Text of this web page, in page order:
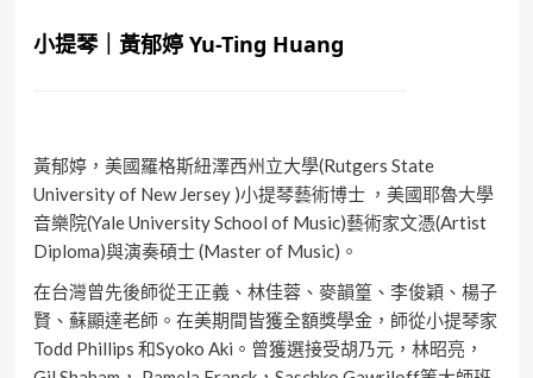
小提琴｜黃郁婷 Yu-Ting Huang
黃郁婷，美國羅格斯紐澤西州立大學(Rutgers State
University of New Jersey )小提琴藝術博士 ，美國耶魯大學
音樂院(Yale University School of Music)藝術家文憑(Artist
Diploma)與演奏碩士 (Master of Music)。
在台灣曾先後師從王正義、林佳蓉、麥韻篁、李俊穎、楊子
賢、蘇顯達老師。在美期間皆獲全額獎學金，師從小提琴家
Todd Phillips 和Syoko Aki。曾獲選接受胡乃元，林昭亮，